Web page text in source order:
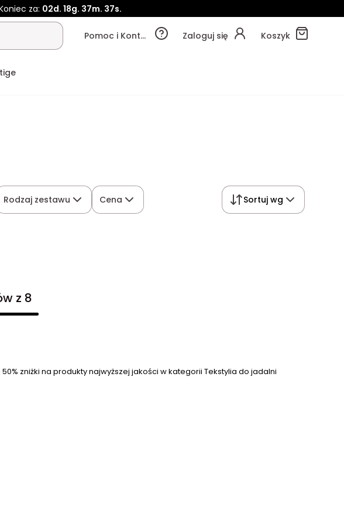
za: 02d. 18g. 37m. 36s.
Pomoc i Kontakt Zaloguj się Koszyk
Rodzaj zestawu Cena Sortuj wg
z 8
zniżki na produkty najwyższej jakości w kategorii Tekstylia do jadalni